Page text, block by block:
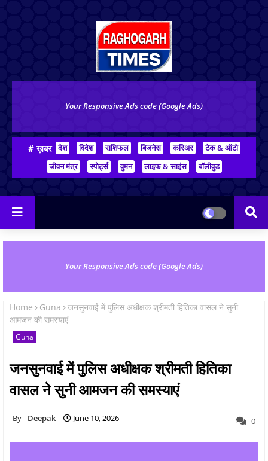
Your Responsive Ads code (Google Ads)
# ख़बर देश विदेश राशिफल बिजनेस करिअर
टेक & ऑटो
जीवन मंत्र
स्पोर्ट्स वुमन लाइफ & साइंस बॉलीवुड
Your Responsive Ads code (Google Ads)
Home Guna
जनसुनवाई में पुलिस अधीक्षक श्रीमती हितिका वासल ने सुनी
आमजन की समस्याएं
Guna
जनसुनवाई में पुलिस अधीक्षक श्रीमती हितिका
वासल ने सुनी आमजन की समस्याएं
Deepak June 10, 2026 0